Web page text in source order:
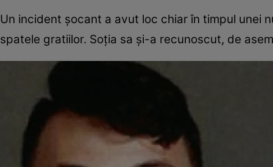
Un incident șocant a avut loc chiar în timpul unei
spatele gratiilor. Soția sa și-a recunoscut, de